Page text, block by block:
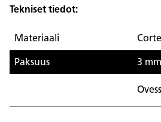
Tekniset tiedot:
Materiaali
Paksuus 3 mm